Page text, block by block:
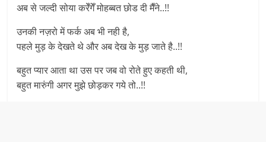
अब से जल्दी सोया करेँगेँ मोहब्बत छोड दी मैँने..!!
उनकी नज़रो में फर्क अब भी नही है,
पहले मुड़ के देखते थे और अब देख के मुड़ जाते है..!!
बहुत प्यार आता था उस पर जब वो रोते हुए कहती थी,
बहुत मारुंगी अगर मुझे छोड़कर गये तो..!!